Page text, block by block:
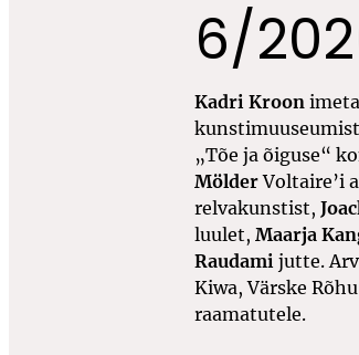
6/
Kadri Kroon
„Tõe ja õiguse“
MölderVoltaire’i
relvakunstist,
luulet, Maarja
Raudami jutte.
Kiwa, Värske
raamatutele.